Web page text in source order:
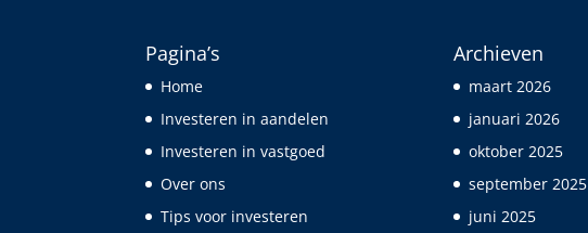
Pagina’s
Home
Investeren in aandelen
Investeren in vastgoed
Over ons
Tips voor investeren
Archieven
maart 2026
januari 2026
oktober 2025
september 2025
juni 2025